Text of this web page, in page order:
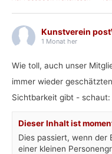
Kunstverein
1 Monat her
Wie toll, auch unser
immer wieder
Sichtbarkeit gibt - schaut:
Dieser Inhalt ist
Dies passiert, wenn der
einer kleinen